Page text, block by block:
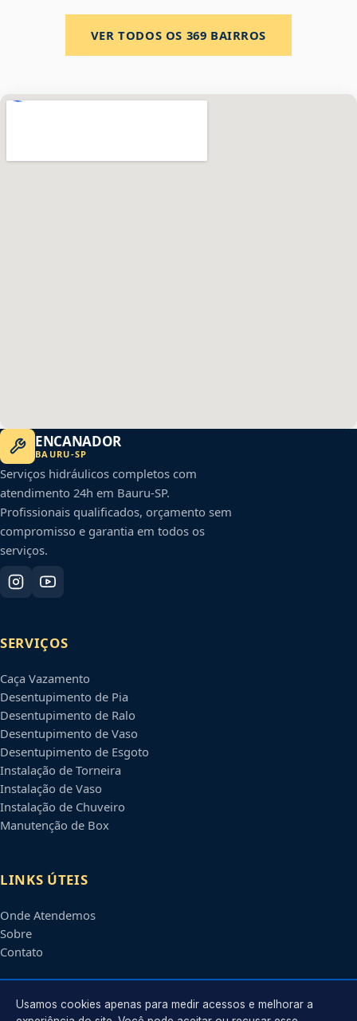
VER TODOS OS 369 BAIRROS
ENCANADOR
BAURU-SP
Serviços hidráulicos completos com
atendimento 24h em Bauru-SP.
Profissionais qualificados, orçamento sem
compromisso e garantia em todos os
serviços.
SERVIÇOS
Caça Vazamento
Desentupimento de Pia
Desentupimento de Ralo
Desentupimento de Vaso
Desentupimento de Esgoto
Instalação de Torneira
Instalação de Vaso
Instalação de Chuveiro
Manutenção de Box
LINKS ÚTEIS
Onde Atendemos
Sobre
Contato
CONTATO
Usamos cookies apenas para medir acessos e melhorar a